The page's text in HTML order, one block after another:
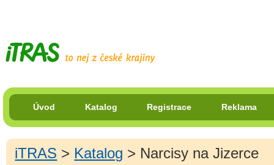
Úvod Katalog Registrace Reklama
iTRAS > Katalog > Narcisy na Jizerce